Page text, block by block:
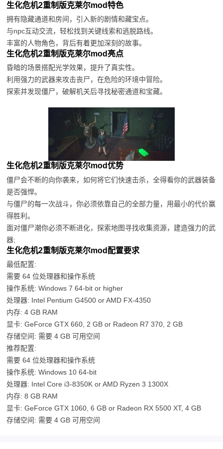
生化危机2重制版克莱尔mod特色
拥有隐藏通道和房间，引入新的剧情和藏宝点。
与npc互动交流，轻松找到关键线索和逃脱路线。
丰富的人物角色，背后有着更加深刻的故事。
生化危机2重制版克莱尔mod亮点
昏暗的场景搭配光学效果，提升了真实性。
利用强力的武器来攻击丧尸，在危险的环境中冒险。
探索并发现僵尸，破解机关后寻找秘密通道和宝藏。
生化危机2重制版克莱尔mod优势
僵尸会不断的向你袭来，如何将它们快速击杀，全得看你的武器装备
是否强悍。
与僵尸的每一次战斗，你必须依靠自己的全部力量，用最小的代价赢
得胜利。
面对僵尸潮你必须不断进化，探索地图寻找收集资源，建造强力的武
器;
生化危机2重制版克莱尔mod配置要求
最低配置:
需要 64 位处理器和操作系统
操作系统: Windows 7 64-bit or higher
处理器: Intel Pentium G4500 or AMD FX-4350
内存: 4 GB RAM
显卡: GeForce GTX 660, 2 GB or Radeon R7 370, 2 GB
存储空间: 需要 4 GB 可用空间
推荐配置:
需要 64 位处理器和操作系统
操作系统: Windows 10 64-bit
处理器: Intel Core i3-8350K or AMD Ryzen 3 1300X
内存: 8 GB RAM
显卡: GeForce GTX 1060, 6 GB or Radeon RX 5500 XT, 4 GB
存储空间: 需要 4 GB 可用空间